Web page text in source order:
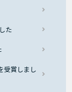
た
受賞しまし